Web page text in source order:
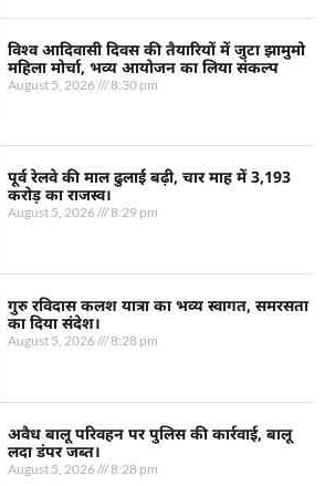
विश्व आदिवासी दिवस की तैयारियों में जुटा झामुमो
महिला मोर्चा, भव्य आयोजन का लिया संकल्प
August 5, 2026 8:30 pm
पूर्व रेलवे की माल ढुलाई बढ़ी, चार माह में 3,193
करोड़ का राजस्व।
August 5, 2026 8:29 pm
गुरु रविदास कलश यात्रा का भव्य स्वागत, समरसता
का दिया संदेश।
August 5, 2026 8:28 pm
अवैध बालू परिवहन पर पुलिस की कार्रवाई, बालू
लदा डंपर जब्त।
August 5, 2026 8:28 pm